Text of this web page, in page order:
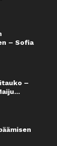
– Sofia
–